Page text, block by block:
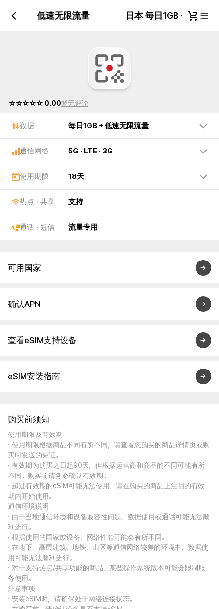
1GB + 低速无限流量 日本 毎日1GB + 低速
☆☆☆☆☆ 0.00暂无评论
数据 毎日1GB + 低速无限流量
通信网络 5G · LTE · 3G
使用期限 18天
热点 · 共享 支持
通话 · 短信 流量专用
可用国家
确认APN
查看eSIM支持设备
eSIM安装指南
购买前须知
使用期限及有效期
· 使用期限根据商品不同有所不同，请查看您购买的商品详情页或购
买时发送的凭证。
· 有效期为购买之日起90天，但根据运营商和商品的不同可能有所
不同。购买前请务必确认有效期。
· 超过有效期的eSIM可能无法使用，请在购买的商品上注明的有效
期内开始使用。
通信环境说明
· 由于当地通信环境和设备兼容性问题，数据使用或通话可能无法顺
利进行。
· 根据使用的国家或设备，网络性能可能会有所不同。
· 在地下、高层建筑、地铁、山区等通信网络较差的环境中，数据使
用可能无法顺利进行。
· 对于支持热点/共享功能的商品，某些操作系统版本可能会限制服
务使用。
注意事项
· 安装eSIM时，请确保处于网络连接状态。